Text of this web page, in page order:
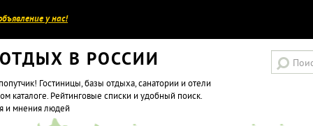
у нас!
В РОССИИ
Гостиницы, базы отдыха, санатории и отели
каталоге. Рейтинговые списки и удобный поиск.
и мнения людей